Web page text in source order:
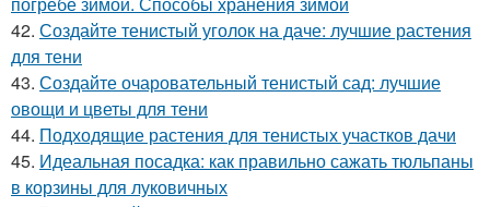
42. Создайте тенистый уголок на даче: лучшие растения
для тени
43. Создайте очаровательный тенистый сад: лучшие
овощи и цветы для тени
44. Подходящие растения для тенистых участков дачи
45. Идеальная посадка: как правильно сажать тюльпаны
в корзины для луковичных